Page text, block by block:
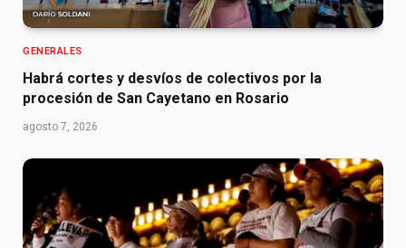
GENERALES
Habrá cortes y desvíos de colectivos por la
procesión de San Cayetano en Rosario
agosto 7, 2026